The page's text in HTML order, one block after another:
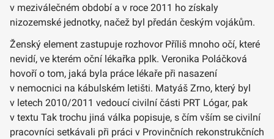
v meziválečném období a v roce 2011 ho získaly
nizozemské jednotky, načež byl předán českým vojákům.
Ženský element zastupuje rozhovor Příliš mnoho očí, které
nevidí, ve kterém oční lékařka pplk. Veronika Poláčková
hovoří o tom, jaká byla práce lékaře při nasazení
v nemocnici na kábulském letišti. Matyáš Zrno, který byl
v letech 2010/2011 vedoucí civilní části PRT Lógar, pak
v textu Tak trochu jiná válka popisuje, s čím vším se civilní
pracovníci setkávali při práci v Provinčních rekonstrukčních